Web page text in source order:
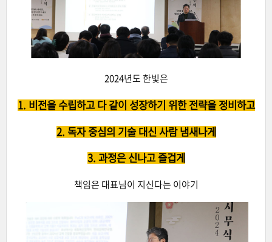
2024년도 한빛은
1. 비전을 수립하고 다 같이 성장하기 위한 전략을 정비하고
2. 독자 중심의 기술 대신 사람 냄새나게
3. 과정은 신나고 즐겁게
책임은 대표님이 지신다는 이야기